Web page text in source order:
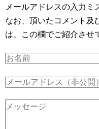
メールアドレスの入力ミ
なお、頂いたコメント及
は、この欄でご紹介させ